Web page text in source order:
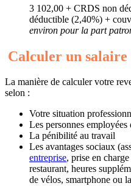
3 102,00 + CRDS non
déductible (2,40%) +
environ pour la part
Calculer un salaire
La manière de calculer votre
selon :
Votre situation
Les personnes
La pénibilité au travail
Les avantages sociaux
entreprise, prise en
restaurant, heures
de vélos, smartphone ou